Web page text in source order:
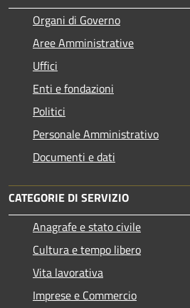
Organi di Governo
Aree Amministrative
Uffici
Enti e fondazioni
Politici
Personale Amministrativo
Documenti e dati
CATEGORIE DI SERVIZIO
Anagrafe e stato civile
Cultura e tempo libero
Vita lavorativa
Imprese e Commercio